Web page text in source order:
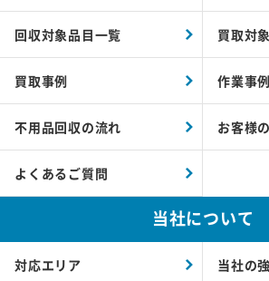
回収対象品目一覧 買取対
買取事例 作業事例
不用品回収の流れ お客様
よくあるご質問
当社について
対応エリア 当社の